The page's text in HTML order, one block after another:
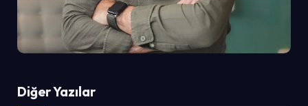
Diğer Yazılar